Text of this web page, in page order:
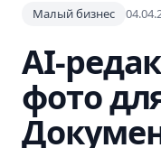
Малый бизнес
AI-
фото